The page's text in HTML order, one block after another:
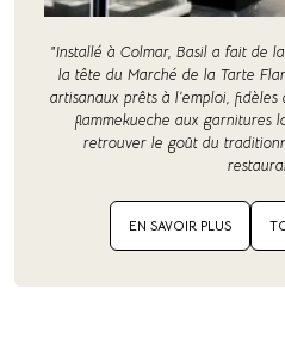
"Installé à Colmar, Basil a fait de
la tête du Marché de la Tarte
artisanaux prêts à l’emploi, fidèles
flammekueche aux garnitures
retrouver le goût du
EN SAVOIR PLUS